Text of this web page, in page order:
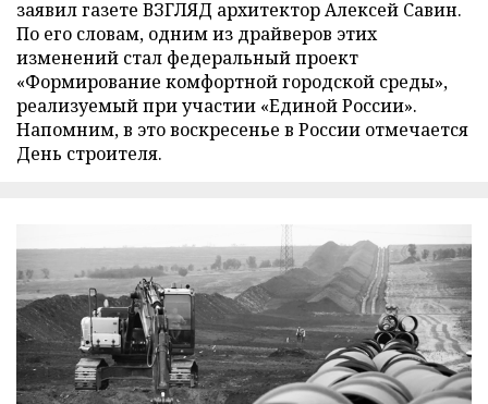
заявил газете ВЗГЛЯД архитектор Алексей Савин.
По его словам, одним из драйверов этих
изменений стал федеральный проект
«Формирование комфортной городской среды»,
реализуемый при участии «Единой России».
Напомним, в это воскресенье в России отмечается
День строителя.